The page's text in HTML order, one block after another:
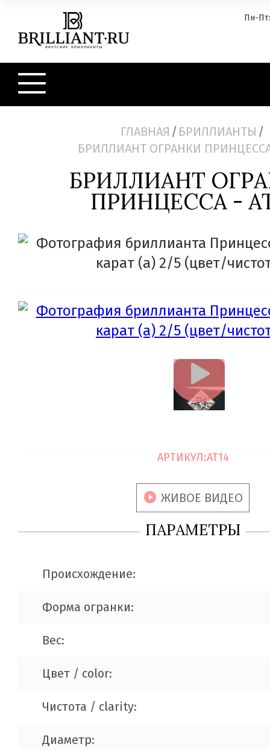
Пн-
ГЛАВНАЯ / БРИЛЛИАНТЫ /
БРИЛЛИАНТ ОГРАНКИ ПРИНЦЕССА
БРИЛЛИАНТ
ПРИНЦЕССА -
АРТИКУЛ:AT14
ЖИВОЕ ВИДЕО
ПАРАМЕТРЫ
Происхождение:
Форма огранки:
Вес:
Цвет / color:
Чистота / clarity:
Диаметр: